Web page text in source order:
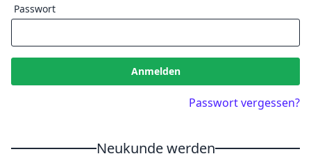
Passwort
Anmelden
Passwort vergessen?
Neukunde werden